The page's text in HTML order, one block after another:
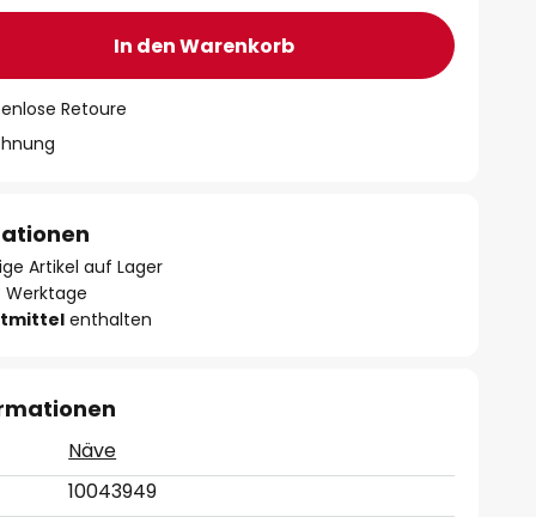
In den Warenkorb
Retoure
Artikel auf Lager
Werktage
enthalten
Näve
10043949